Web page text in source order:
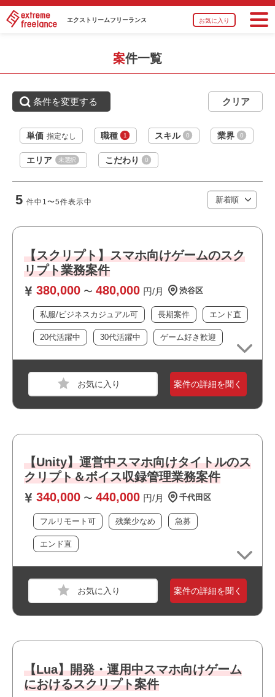
エクストリームフリーランス お気に入り
単価 指定なし 職種 1 スキル 0 業界 0
エリア 未選択 こだわり 0
条件を変更する
案件一覧
5 件中 1〜5件表示中
【スクリプト】スマホ向けゲームのスク
リプト業務案件
380,000 〜 480,000 円/月 渋谷区
私服/ビジネスカジュアル可 長期案件 エンド直
20代活躍中 30代活躍中 ゲーム好き歓迎
必須スキル
・基本的なPC操作スキルがある方
おすすめポイント
・大手企業の案件です
・選考スピードの速い案件です
案件の詳細を聞く
【Unity】運営中スマホ向けタイトルのス
クリプト＆ボイス収録管理業務案件
340,000 〜 440,000 円/月 千代田区
フルリモート可 残業少なめ 急募
エンド直
職種
【ゲーム】スクリプター
・スマートフォンアプリの開発・運営に携わった経験が3
年以上ある方
・PowerPointを使用した発注資料制作の経験がある方
・他スタッフを含めたスケジュール管理経験がある方
おすすめポイント
・フルリモート案件です
・運用保守に携われます
案件の詳細を聞く
【Lua】開発・運用中スマホ向けゲーム
におけるスクリプト案件
モバイルゲーム
・Luaでのスクリプト言語、またはプログラム言語の実務
経験が2年以上ある方
る方
・Officeソフト（Excel、PowerPoint）など、基本的なPC
スキルがある方
おすすめポイント
・駅近でアクセス良好です
・長期就業が見込める案件です
・私服/ビジネスカジュアルでの勤務が可能です
モバイルゲーム
・ソーシャルゲームのプレイ経験がある方
・女性向けゲームのプレイ経験がある方（媒体問わず）